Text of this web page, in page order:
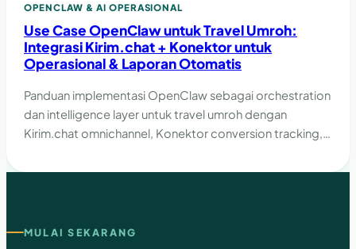
OPENCLAW & AI OPERASIONAL
Use Case OpenClaw untuk Travel Umroh:
Integrasi Kirim.chat + Konektor untuk
Operasional & Laporan Otomatis
Panduan implementasi OpenClaw sebagai orchestration
dan intelligence layer untuk travel umroh dengan
Kirim.chat omnichannel, Konektor conversion tracking,
MULAI SEKARANG